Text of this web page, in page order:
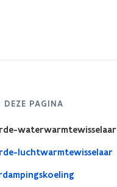
DEZE PAGINA
waterwarmtewisselaar
luchtwarmtewisselaar